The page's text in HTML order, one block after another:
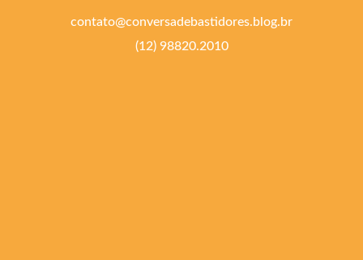
contato@conversadebastidores.blog.br
(12) 98820.2010